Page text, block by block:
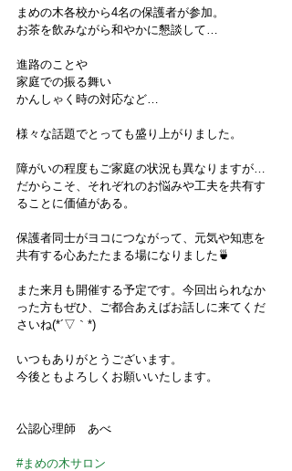
まめの木各校から4名の保護者が参加。
お茶を飲みながら和やかに懇談して…
進路のことや
家庭での振る舞い
かんしゃく時の対応など…
様々な話題でとっても盛り上がりました。
障がいの程度もご家庭の状況も異なりますが…
だからこそ、それぞれのお悩みや工夫を共有す
ることに価値がある。
保護者同士がヨコにつながって、元気や知恵を
共有する心あたたまる場になりました🍵
また来月も開催する予定です。今回出られなか
った方もぜひ、ご都合あえばお話しに来てくだ
さいね(*´▽｀*)
いつもありがとうございます。
今後ともよろしくお願いいたします。
公認心理師　あべ
#まめの木サロン